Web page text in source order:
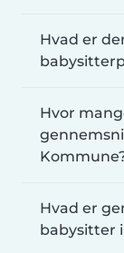
Hvad er
Hvor
Hvad er
babysitter